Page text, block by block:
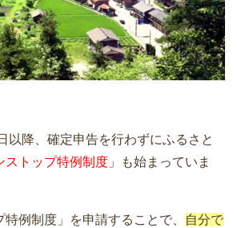
以降、確定申告を行わずにふるさと
ストップ特例制度 」も始まっていま
例制度」を申請することで、
自分で